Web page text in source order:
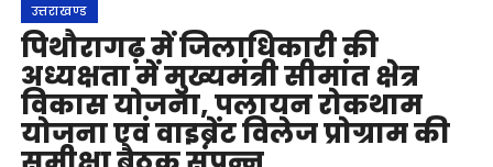
उत्तराखण्ड
पिथौरागढ़ में जिलाधिकारी की
अध्यक्षता में मुख्यमंत्री सीमांत क्षेत्र
विकास योजना, पलायन रोकथाम
योजना एवं वाइब्रेंट विलेज प्रोग्राम की